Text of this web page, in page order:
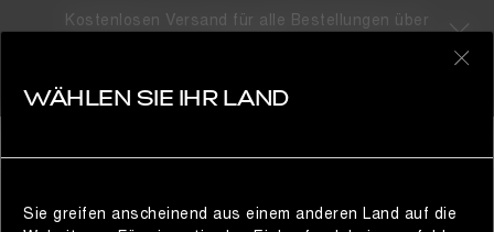
Kostenlosen Versand für alle Bestellungen über
WÄHLEN SIE IHR LAND
Sie greifen anscheinend aus einem anderen Land auf die